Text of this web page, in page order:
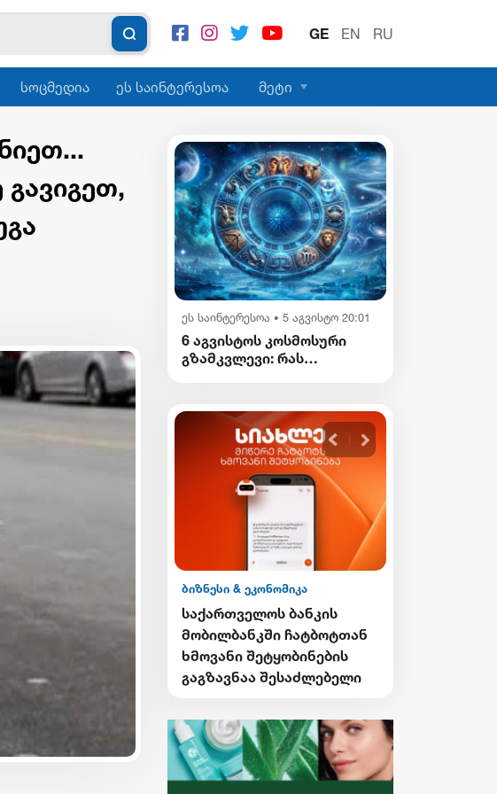
GE EN RU
სოცმედია ეს საინტერესოა მეტი
ეს საინტერესოა • 5 აგვისტო 20:01
6 აგვისტოს კოსმოსური
გზამკვლევი: რას
ბანკის
ჩატბოტთან
შესაძლებელი
ბიზნესი & ეკონომიკა
საქართველოს ბანკის
გზავნილების გათამაშების
მეორე კვირის
გამარჯვებულები